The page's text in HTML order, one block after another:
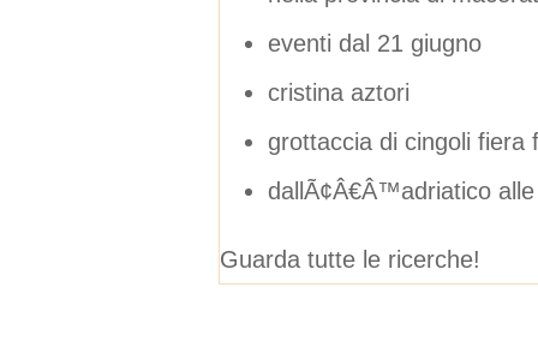
eventi dal 21 giugno
cristina aztori
grottaccia di cingoli fiera
dallÃ¢Â€Â™adriatico
Guarda tutte le ricerche!